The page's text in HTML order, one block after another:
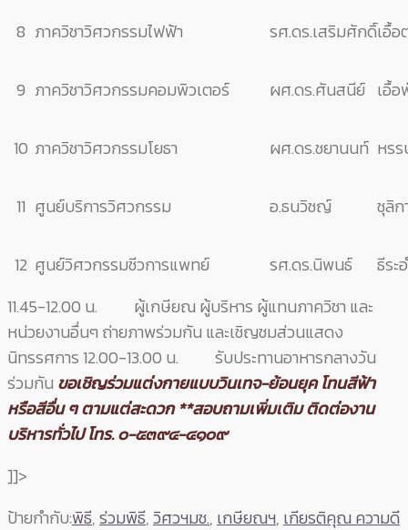
8 ภาควิชาวิศวกรรมไฟฟ้า รศ.ดร.เสริมศักดิ์เอื้
9 ภาควิชาวิศวกรรมคอมพิวเตอร์ ผศ.ดร.ศันสนีย์ เอื้อ
10 ภาควิชาวิศวกรรมโยธา ผศ.ดร.ชยานนท์ หร
11 ศูนย์บริการวิศวกรรม อ.ธนวิชญ์ ชุลิก
12 ศูนย์วิศวกรรมชีวการแพทย์ รศ.ดร.นิพนธ์
ธีระ
11.45-12.00 น. ผู้เกษียณ ผู้บริหาร ผู้แทนภาควิชา และ
หน่วยงานอื่นๆ ถ่ายภาพร่วมกัน และเชิญชมส่วนแสดง
นิทรรศการ 12.00-13.00 น. รับประทานอาหารกลางวัน
ร่วมกัน ขอเชิญร่วมแต่งกายแบบวินเทจ-ย้อนยุค โทนสีฟ้า
หรือสีอื่น ๆ ตามแต่สะดวก **สอบถามเพิ่มเติม ติดต่องาน
บริหารทั่วไป โทร. ๐-๕๓๙๔-๔๑๐๙
]]>
ป้ายกำกับ:พิธี,ร่วมพิธี,วิศวฯมช., เกษียณฯ, เกียรติคุณ ความดี